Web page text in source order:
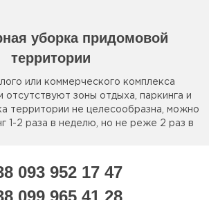
уборка придомовой
территории
или коммерческого комплекса
отсутствуют зоны отдыха, паркинга и
территории не целесообразна, можно
1-2 раза в неделю, но не реже 2 раз в
093 952 17 47
099 965 41 28